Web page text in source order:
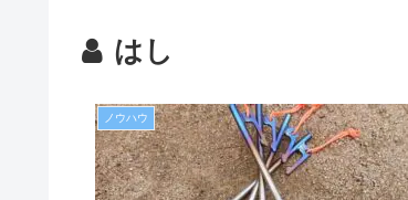
はし
ノウハウ